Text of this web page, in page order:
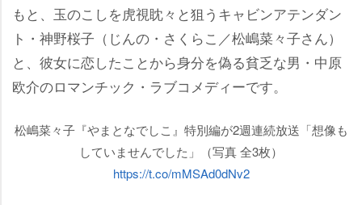
もと、玉のこしを虎視眈々と狙うキャビンアテンダン
ト・神野桜子（じんの・さくらこ／松嶋菜々子さん）
と、彼女に恋したことから身分を偽る貧乏な男・中原
欧介のロマンチック・ラブコメディーです。
松嶋菜々子『やまとなでしこ』特別編が2週連続放送「想像も
していませんでした」（写真 全3枚）
https://t.co/mMSAd0dNv2